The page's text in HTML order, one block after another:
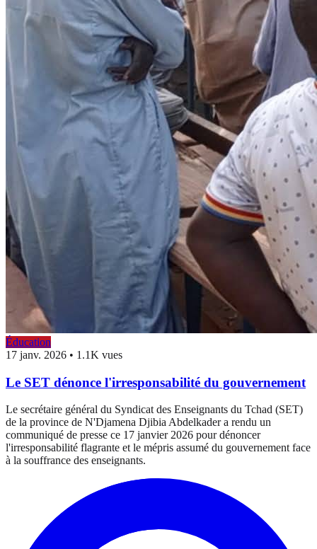
Éducation
17 janv. 2026 • 1.1K vues
Le SET dénonce l'irresponsabilité du gouvernement
Le secrétaire général du Syndicat des Enseignants du Tchad (SET)
de la province de N'Djamena Djibia Abdelkader a rendu un
communiqué de presse ce 17 janvier 2026 pour dénoncer
l'irresponsabilité flagrante et le mépris assumé du gouvernement face
à la souffrance des enseignants.